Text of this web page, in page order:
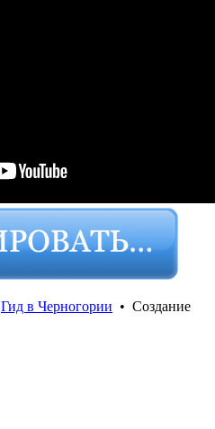
Гид в Черногории • Создание